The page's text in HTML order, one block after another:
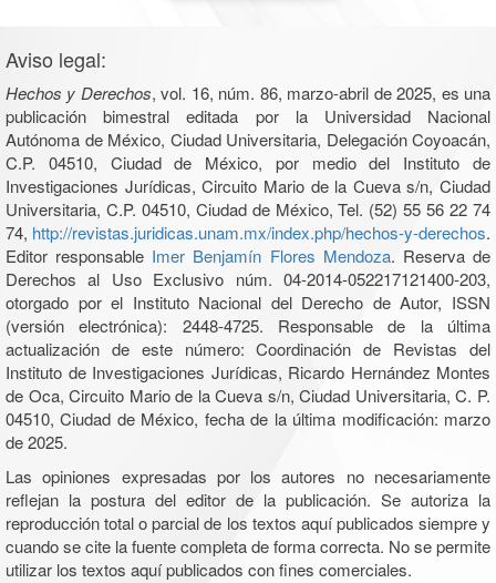
Aviso legal:
Hechos y Derechos, vol. 16, núm. 86, marzo-abril de 2025, es una
publicación bimestral editada por la Universidad Nacional
Autónoma de México, Ciudad Universitaria, Delegación Coyoacán,
C.P. 04510, Ciudad de México, por medio del Instituto de
Investigaciones Jurídicas, Circuito Mario de la Cueva s/n, Ciudad
Universitaria, C.P. 04510, Ciudad de México, Tel. (52) 55 56 22 74
74, http://revistas.juridicas.unam.mx/index.php/hechos-y-derechos.
Editor responsable Imer Benjamín Flores Mendoza. Reserva de
Derechos al Uso Exclusivo núm. 04-2014-052217121400-203,
otorgado por el Instituto Nacional del Derecho de Autor, ISSN
(versión electrónica): 2448-4725. Responsable de la última
actualización de este número: Coordinación de Revistas del
Instituto de Investigaciones Jurídicas, Ricardo Hernández Montes
de Oca, Circuito Mario de la Cueva s/n, Ciudad Universitaria, C. P.
04510, Ciudad de México, fecha de la última modificación: marzo
de 2025.
Las opiniones expresadas por los autores no necesariamente
reflejan la postura del editor de la publicación. Se autoriza la
reproducción total o parcial de los textos aquí publicados siempre y
cuando se cite la fuente completa de forma correcta. No se permite
utilizar los textos aquí publicados con fines comerciales.